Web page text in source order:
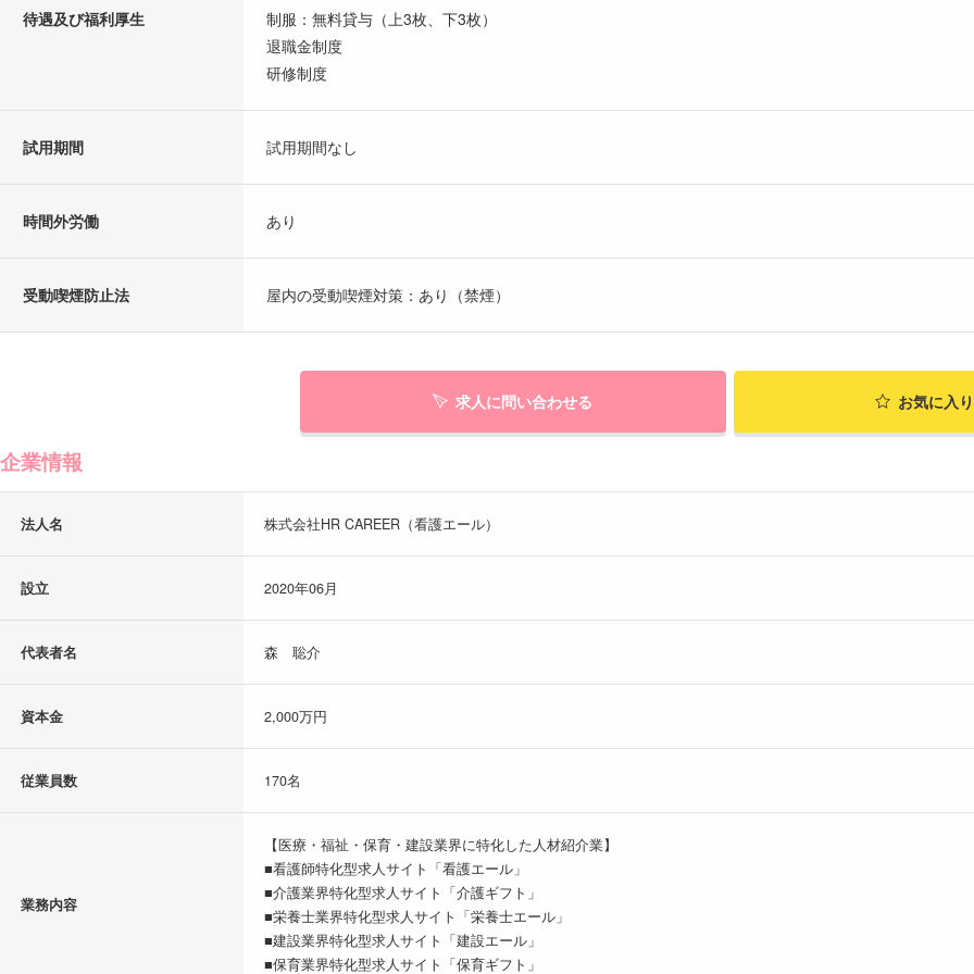
待遇及び福利厚生
制服：無料貸与（上3枚、下3枚）
退職金制度
研修制度
試用期間 試用期間なし
時間外労働 あり
受動喫煙防止法 屋内の受動喫煙対策：あり（禁煙）
求人に問い合わせる お気に入
企業情報
法人名 株式会社HR CAREER（看護エール）
設立 2020年06月
代表者名 森 聡介
資本金 2,000万円
従業員数 170名
業務内容
【医療・福祉・保育・建設業界に特化した人材紹介業】
■看護師特化型求人サイト「看護エール」
■介護業界特化型求人サイト「介護ギフト」
■栄養士業界特化型求人サイト「栄養士エール」
■建設業界特化型求人サイト「建設エール」
■保育業界特化型求人サイト「保育ギフト」